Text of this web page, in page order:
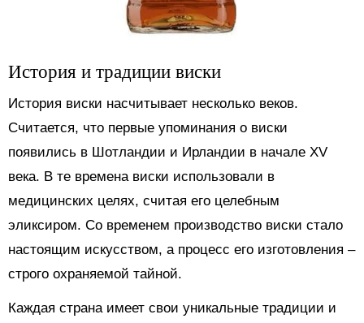
История и традиции виски
История виски насчитывает несколько веков.
Считается, что первые упоминания о виски
появились в Шотландии и Ирландии в начале XV
века. В те времена виски использовали в
медицинских целях, считая его целебным
эликсиром. Со временем производство виски стало
настоящим искусством, а процесс его изготовления –
строго охраняемой тайной.
Каждая страна имеет свои уникальные традиции и